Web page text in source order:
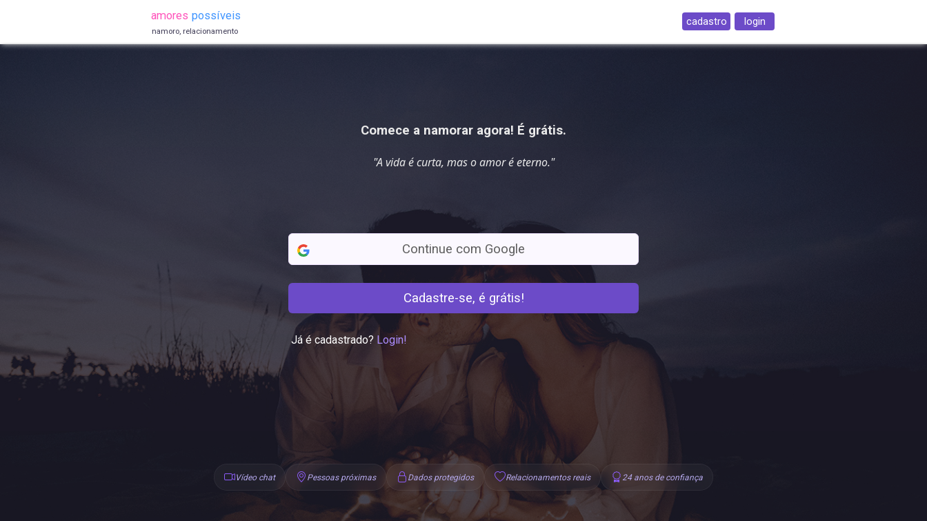
amores possíveis
namoro, relacionamento
cadastro login
Comece a namorar agora! É grátis.
"A vida é curta, mas o amor éeterno."
Continue com Google
Cadastre-se, é grátis!
Já é cadastrado? Login!
Vídeo chat Pessoas próximas Dados protegidos Relacionamentos reais 24 anos de confiança